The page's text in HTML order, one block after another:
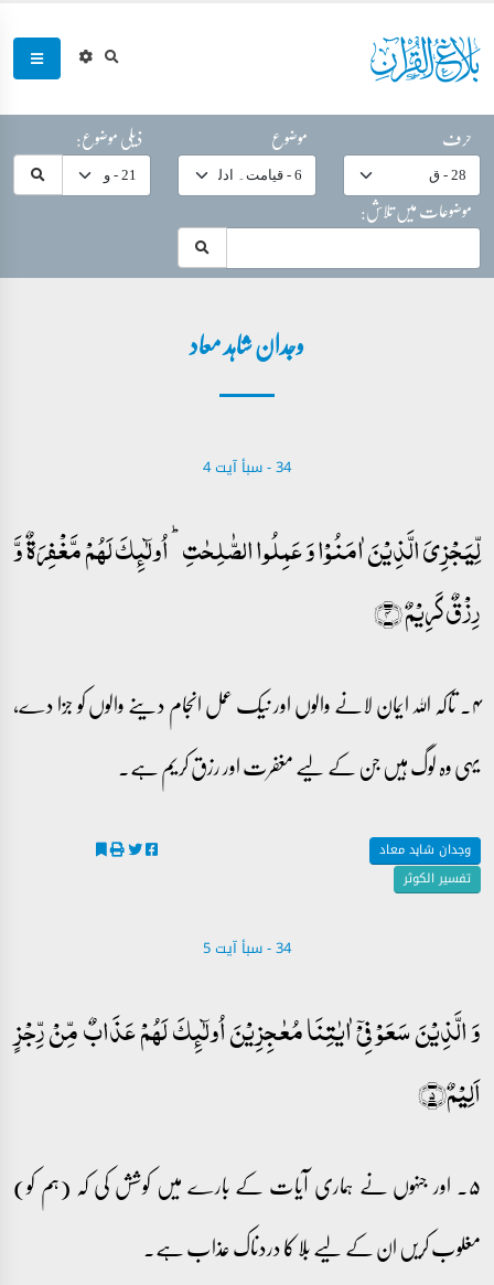
حرف موضوع
ذیلی موضوع:
موضوعات میں تلاش:
وجدان شاہد معاد
34 - ‎سبأ‎ آیت 4
لِّیَجۡزِیَ الَّذِیۡنَ اٰمَنُوۡا وَ عَمِلُوا الصّٰلِحٰتِ ؕ اُولٰٓئِکَ لَہُمۡ مَّغۡفِرَۃٌ وَّ
رِزۡقٌ کَرِیۡمٌ ﴿۴﴾
۴۔ تاکہ اللہ ایمان لانے والوں اور نیک عمل انجام دینے والوں کو جزا دے،
یہی وہ لوگ ہیں جن کے لیے مغفرت اور رزق کریم ہے۔
وجدان شاہد معاد
تفسیر الکوثر
34 - ‎سبأ‎ آیت 5
وَ الَّذِیۡنَ سَعَوۡ فِیۡۤ اٰیٰتِنَا مُعٰجِزِیۡنَ اُولٰٓئِکَ لَہُمۡ عَذَابٌ مِّنۡ رِّجۡزٍ
اَلِیۡمٌ﴿۵﴾
۵۔ اور جنہوں نے ہماری آیات کے بارے میں کوشش کی کہ (ہم کو)
مغلوب کریں ان کے لیے بلا کا دردناک عذاب ہے۔